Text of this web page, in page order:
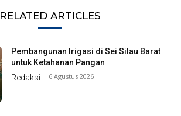
RELATED ARTICLES
Pembangunan Irigasi di Sei Silau Barat
untuk Ketahanan Pangan
Redaksi - 6 Agustus 2026